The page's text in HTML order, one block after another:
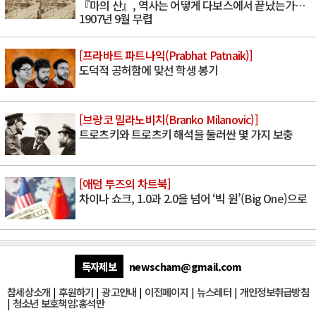
『마의 산』, 역사는 어떻게 다보스에서 끝났는가…
1907년 9월 무렵
[프라바트 파트나익(Prabhat Patnaik)]
도덕적 공허함에 맞선 학생 봉기
[브랑코 밀라노비치(Branko Milanovic)]
트로츠키와 트로츠키 해석을 둘러싼 몇 가지 보충
[애덤 투즈의 차트북]
차이나 쇼크, 1.0과 2.0을 넘어 ‘빅 원’(Big One)으로
독자제보
newscham@gmail.com
참세상소개 | 후원하기 |광고안내 | 이전페이지 | 뉴스레터| 개인정보취급방침
| 청소년 보호책임:홍석만